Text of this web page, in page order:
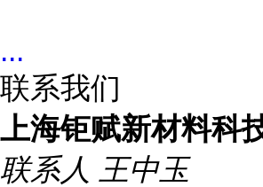
...
联系我们
上海钜赋新材料科
联系人 王中玉